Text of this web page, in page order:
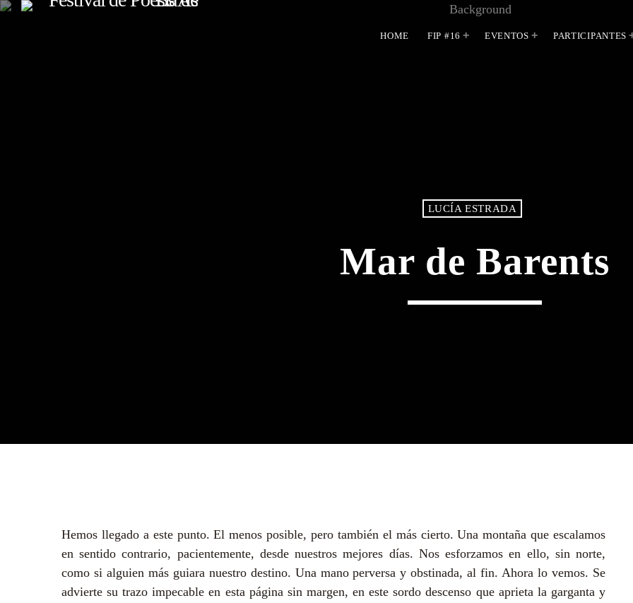
HOME FIP #16 EVENTOS PARTICIPANTES
LUCÍA ESTRADA
Mar de Barents
Hemos llegado a este punto. El menos posible, pero también el más cierto. Una montaña que escalamos
en sentido contrario, pacientemente, desde nuestros mejores días. Nos esforzamos en ello, sin norte,
como si alguien más guiara nuestro destino. Una mano perversa y obstinada, al fin. Ahora lo vemos. Se
advierte su trazo impecable en esta página sin margen, en este sordo descenso que aprieta la garganta y